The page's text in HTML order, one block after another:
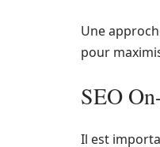
Une
pour
SEO
Il est